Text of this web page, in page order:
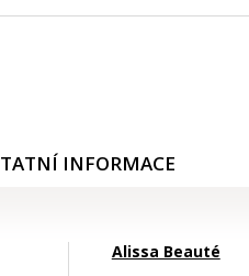
INFORMACE
Alissa Beauté